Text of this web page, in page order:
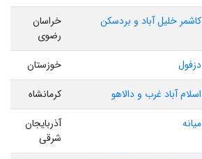
کاشمر خلیل آباد و بردسکن
خراسان
رضوی
دزفول
خوزستان
اسلام آباد غرب و دالاهو
کرمانشاه
میانه
آذربایجان
شرقی